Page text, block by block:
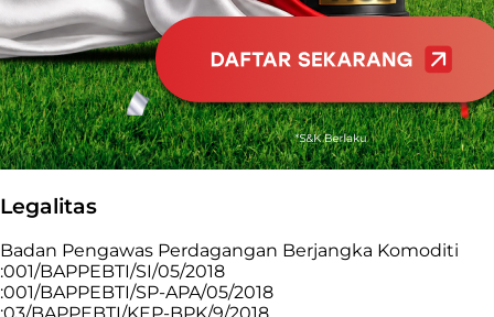
Legalitas
Badan Pengawas Perdagangan Berjangka Komoditi
:001/BAPPEBTI/SI/05/2018
:001/BAPPEBTI/SP-APA/05/2018